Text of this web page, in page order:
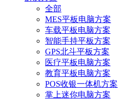
全部
MES平板电脑方案
车载平板电脑方案
智能手持平板方案
GPS北斗平板方案
医疗平板电脑方案
教育平板电脑方案
POS收银一体机方案
掌上迷你电脑方案